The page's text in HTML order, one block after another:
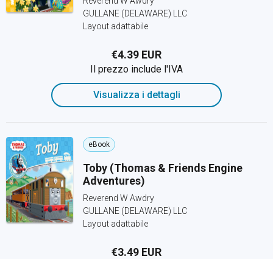
GULLANE (DELAWARE) LLC
Layout adattabile
€4.39 EUR
Il prezzo include l'IVA
Visualizza i dettagli
eBook
Toby (Thomas & Friends Engine
Adventures)
Reverend W Awdry
GULLANE (DELAWARE) LLC
Layout adattabile
€3.49 EUR